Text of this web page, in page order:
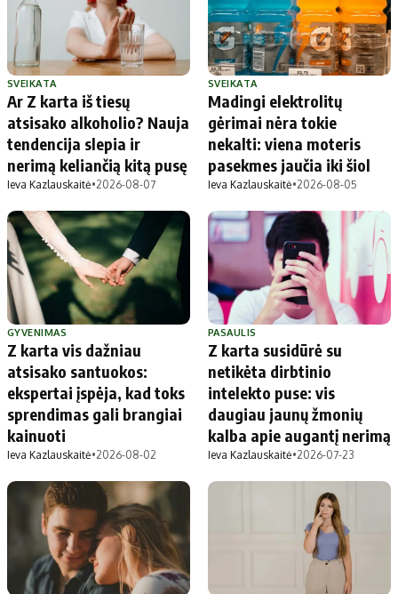
SVEIKATA
Ar Z karta iš tiesų
atsisako alkoholio? Nauja
tendencija slepia ir
nerimą keliančią kitą pusę
Ieva Kazlauskaitė•2026-08-07
SVEIKATA
Madingi elektrolitų
gėrimai nėra tokie
nekalti: viena moteris
pasekmes jaučia iki šiol
Ieva Kazlauskaitė•2026-08-05
GYVENIMAS
Z karta vis dažniau
atsisako santuokos:
ekspertai įspėja, kad toks
sprendimas gali brangiai
kainuoti
Ieva Kazlauskaitė•2026-08-02
PASAULIS
Z karta susidūrė su
netikėta dirbtinio
intelekto puse: vis
daugiau jaunų žmonių
kalba apie augantį nerimą
Ieva Kazlauskaitė•2026-07-23